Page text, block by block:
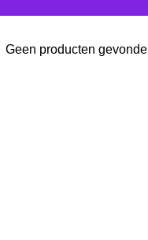
Geen producten